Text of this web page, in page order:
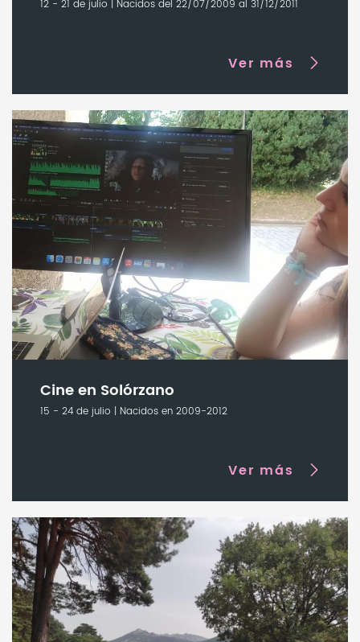
12 - 21 de julio | Nacidos del 22/07/2009 al 31/12/2011
Ver más
Cine en Solórzano
15 - 24 de julio | Nacidos en 2009-2012
Ver más